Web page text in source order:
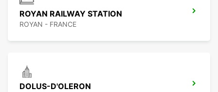
ROYAN RAILWAY STATION
ROYAN - FRANCE
DOLUS-D'OLERON